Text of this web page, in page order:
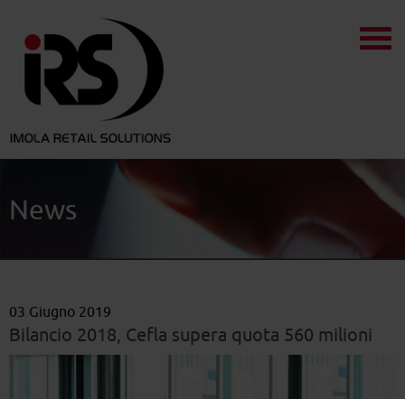
News
03 Giugno 2019
Bilancio 2018, Cefla supera quota 560 milioni